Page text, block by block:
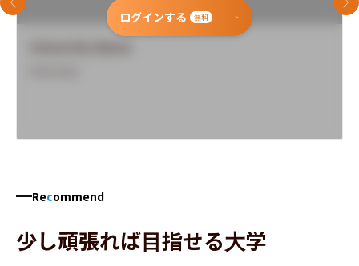
ログインする 無料
前のスライド 次
Recommend
少し頑張れば目指せる大学